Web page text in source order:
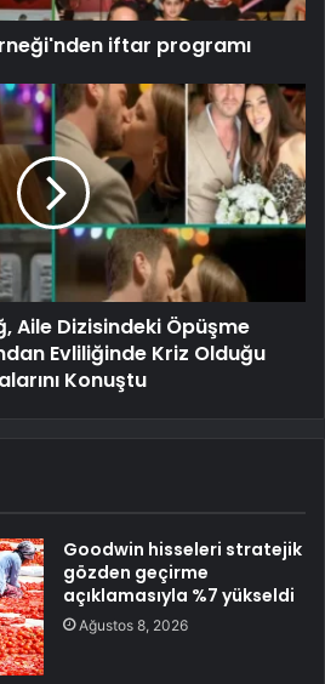
iftar programı
Aile Dizisindeki Öpüşme
Evliliğinde Kriz Olduğu
Konuştu
Goodwin hisseleri stratejik
gözden geçirme
açıklamasıyla %7 yükseldi
Ağustos 8, 2026